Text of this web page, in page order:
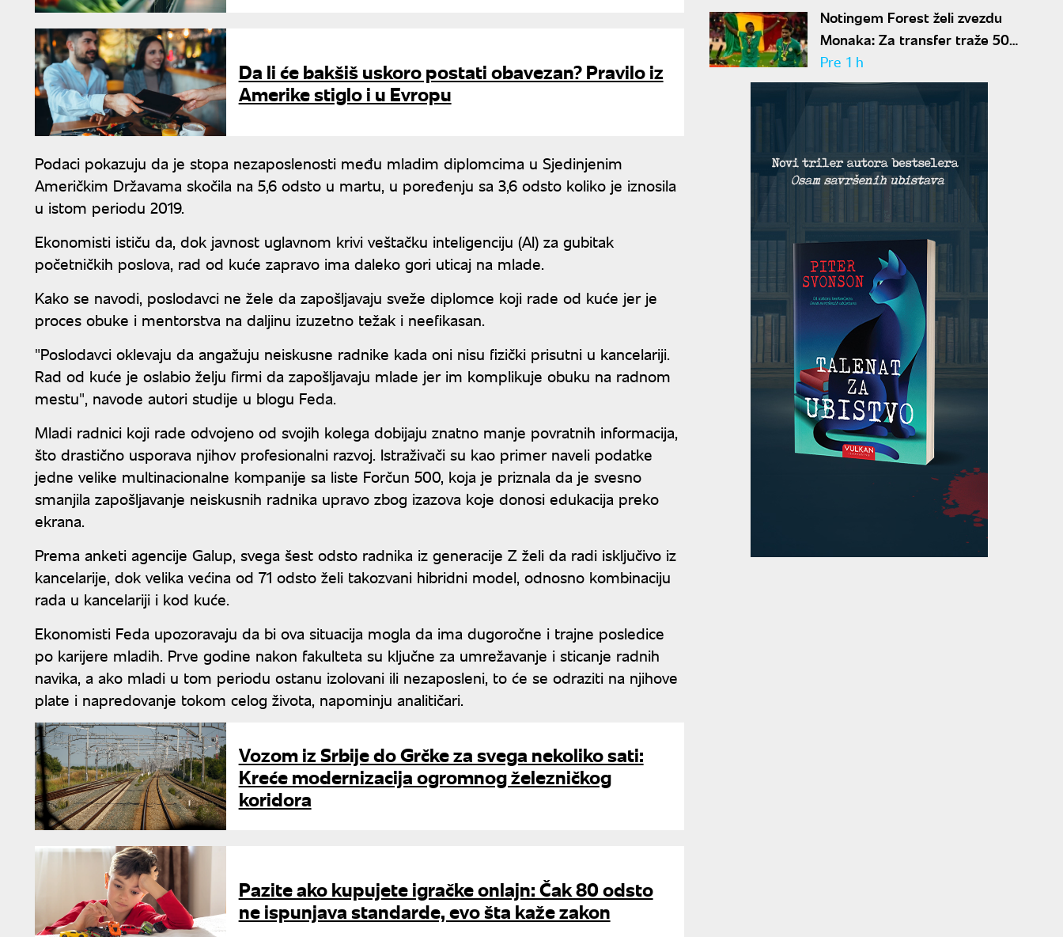
Da li će bakšiš uskoro postati obavezan? Pravilo iz
Amerike stiglo i u Evropu
Podaci pokazuju da je stopa nezaposlenosti među mladim diplomcima u Sjedinjenim
Američkim Državama skočila na 5,6 odsto u martu, u poređenju sa 3,6 odsto koliko je iznosila
u istom periodu 2019.
Ekonomisti ističu da, dok javnost uglavnom krivi veštačku inteligenciju (AI) za gubitak
početničkih poslova, rad od kuće zapravo ima daleko gori uticaj na mlade.
Kako se navodi, poslodavci ne žele da zapošljavaju sveže diplomce koji rade od kuće jer je
proces obuke i mentorstva na daljinu izuzetno težak i neefikasan.
"Poslodavci oklevaju da angažuju neiskusne radnike kada oni nisu fizički prisutni u kancelariji.
Rad od kuće je oslabio želju firmi da zapošljavaju mlade jer im komplikuje obuku na radnom
mestu", navode autori studije u blogu Feda.
Mladi radnici koji rade odvojeno od svojih kolega dobijaju znatno manje povratnih informacija,
što drastično usporava njihov profesionalni razvoj. Istraživači su kao primer naveli podatke
jedne velike multinacionalne kompanije sa liste Forčun 500, koja je priznala da je svesno
smanjila zapošljavanje neiskusnih radnika upravo zbog izazova koje donosi edukacija preko
ekrana.
Prema anketi agencije Galup, svega šest odsto radnika iz generacije Z želi da radi isključivo iz
kancelarije, dok velika većina od 71 odsto želi takozvani hibridni model, odnosno kombinaciju
rada u kancelariji i kod kuće.
Ekonomisti Feda upozoravaju da bi ova situacija mogla da ima dugoročne i trajne posledice
po karijere mladih. Prve godine nakon fakulteta su ključne za umrežavanje i sticanje radnih
navika, a ako mladi u tom periodu ostanu izolovani ili nezaposleni, to će se odraziti na njihove
plate i napredovanje tokom celog života, napominju analitičari.
Vozom iz Srbije do Grčke za svega nekoliko sati:
Kreće modernizacija ogromnog železničkog
koridora
Pazite ako kupujete igračke onlajn: Čak 80 odsto
ne ispunjava standarde, evo šta kaže zakon
Notingem Forest želi zvezdu
Monaka: Za transfer traže 50
miliona evra
Pre 1 h